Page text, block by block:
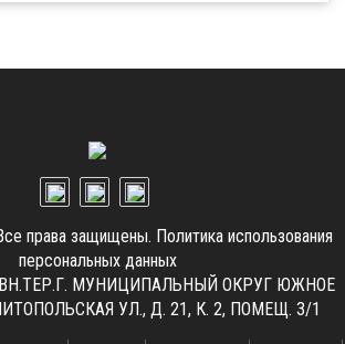
права защищены. Политика использования
персональных данных
ВН.ТЕР.Г. МУНИЦИПАЛЬНЫЙ ОКРУГ ЮЖНОЕ
УЛ., Д. 21, К. 2, ПОМЕЩ. 3/1